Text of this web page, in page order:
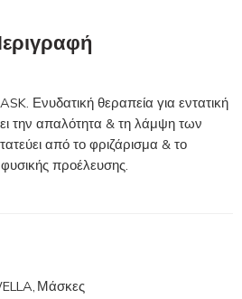
Ενυδατική θεραπεία για εντατική
την απαλότητα & τη λάμψη των
από το φριζάρισμα & το
προέλευσης.
, Μάσκες